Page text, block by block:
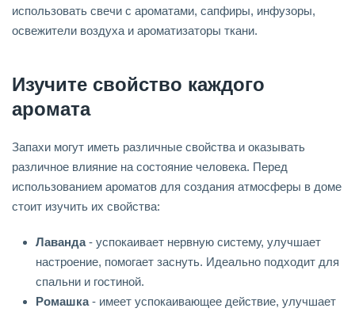
использовать свечи с ароматами, сапфиры, инфузоры,
освежители воздуха и ароматизаторы ткани.
Изучите свойство каждого
аромата
Запахи могут иметь различные свойства и оказывать
различное влияние на состояние человека. Перед
использованием ароматов для создания атмосферы в доме
стоит изучить их свойства:
Лаванда- успокаивает нервную систему, улучшает
настроение, помогает заснуть. Идеально подходит для
спальни и гостиной.
Ромашка- имеет успокаивающее действие, улучшает